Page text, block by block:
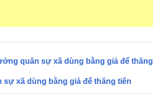
quân sự xã dùng bằng giả để thăng
xã dùng bằng giả để thăng tiến